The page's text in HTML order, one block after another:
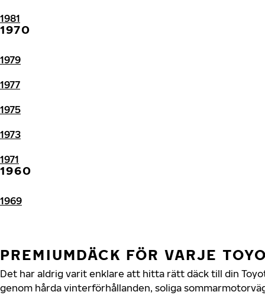
1981
1970
1979
1977
1975
1973
1971
1960
1969
PREMIUMDÄCK FÖR VARJE
Det har aldrig varit enklare att hitta rätt däck till din
genom hårda vinterförhållanden, soliga